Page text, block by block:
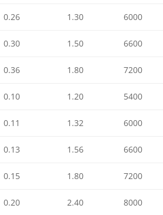
0.26 1.30 6000
0.30 1.50 6600
0.36 1.80 7200
0.10 1.20 5400
0.11 1.32 6000
0.13 1.56 6600
0.15 1.80 7200
0.20 2.40 8000